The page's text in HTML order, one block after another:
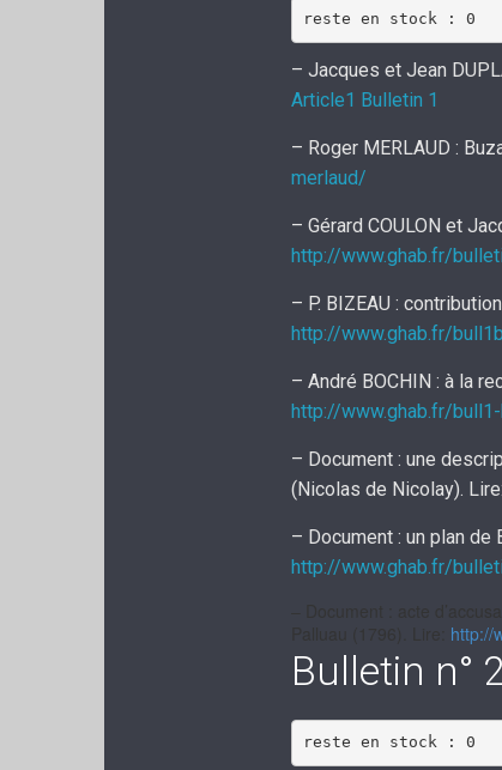
reste en stock : 0
– Jacques et Jean
Article1 Bulletin 1
– Roger MERLAUD :
merlaud/
– Gérard COULON et
http://www.ghab.fr/
– P. BIZEAU :
http://www.ghab.fr/
– André BOCHIN : à la
http://www.ghab.fr/
– Document : une
(Nicolas de Nicolay). Lire:
– Document : un plan de
http://www.ghab.fr/
http://
Bulletin n°
reste en stock : 0